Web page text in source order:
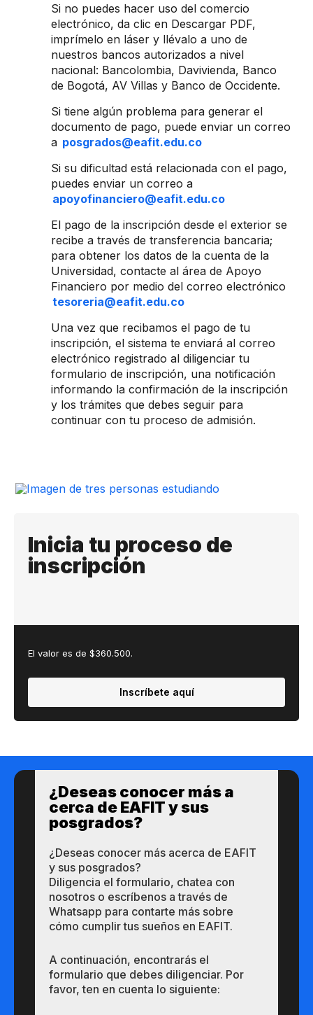
Si no puedes hacer uso del comercio
electrónico, da clic en Descargar PDF,
imprímelo en láser y llévalo a uno de
nuestros bancos autorizados a nivel
nacional: Bancolombia, Davivienda, Banco
de Bogotá, AV Villas y Banco de Occidente.
Si tiene algún problema para generar el
documento de pago, puede enviar un correo
a posgrados@eafit.edu.co
Si su dificultad está relacionada con el pago,
puedes enviar un correo a
apoyofinanciero@eafit.edu.co
El pago de la inscripción desde el exterior se
recibe a través de transferencia bancaria;
para obtener los datos de la cuenta de la
Universidad, contacte al área de Apoyo
Financiero por medio del correo electrónico
tesoreria@eafit.edu.co
Una vez que recibamos el pago de tu
inscripción, el sistema te enviará al correo
electrónico registrado al diligenciar tu
formulario de inscripción, una notificación
informando la confirmación de la inscripción
y los trámites que debes seguir para
continuar con tu proceso de admisión.
Inicia tu proceso de
inscripción
El valor es de $360.500.
Inscríbete aquí
¿Des​eas​ ​​conocer m​​ás a​
cerca de ​EAFIT y sus ​
posgrados?​
¿Des​eas​ ​​conocer m​​ás a​cerca de ​EAFIT
y sus ​posgrados?​
Diligencia el formulario, chatea con
nosotros o escríbenos a través de
Whatsapp para contarte más sobre
cómo cumplir tus sueños en EAFIT.
A continuación, encontrarás el
formulario que debes diligenciar. Por
favor, ten en cuenta lo siguiente: